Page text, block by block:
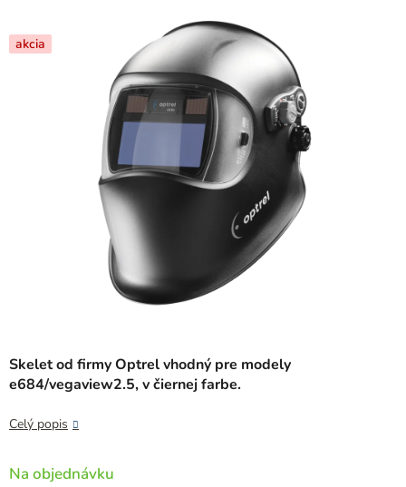
Skelet od firmy Optrel vhodný pre modely
e684/vegaview2.5, v čiernej farbe.
Celý popis
Na objednávku
z
5akcia